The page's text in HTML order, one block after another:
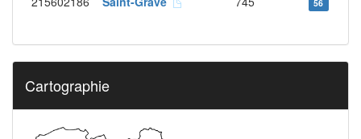
56
Cartographie